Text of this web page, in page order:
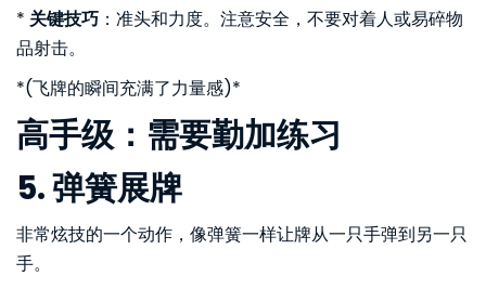
* 关键技巧 ：准头和力度。注意安全，不要对着人或易碎物
品射击。
*(飞牌的瞬间充满了力量感)*
高手级：需要勤加练习
5. 弹簧展牌
非常炫技的一个动作，像弹簧一样让牌从一只手弹到另一只
手。